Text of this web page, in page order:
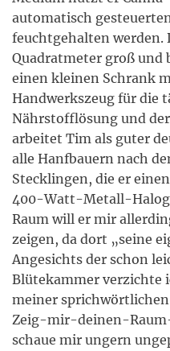
automatisch
feuchtgehalten werden.
Quadratmeter groß und
einen kleinen Schrank
Handwerkszeug für die
Nährstofflösung und
arbeitet Tim als guter
alle Hanfbauern nach
Stecklingen, die er
400-Watt-Metall-
Raum will er mir
zeigen, da dort „seine
Angesichts der schon
Blütekammer verzichte
meiner
Zeig-mir-deinen-
schaue mir ungern